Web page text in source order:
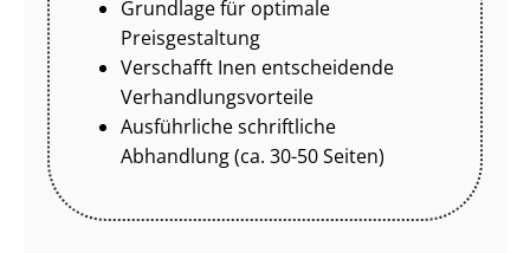
Grundlage für optimale
Preisgestaltung
Verschafft Inen entscheidende
Ver­hand­lungs­vor­tei­le
Ausführliche schriftliche
Abhandlung (ca. 30-50 Seiten)